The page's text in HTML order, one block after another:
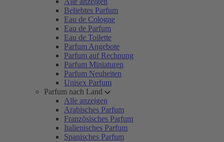
Beliebtes Parfum
Eau de Cologne
Eau de Parfum
Eau de Toilette
Parfum Angebote
Parfum auf Rechnung
Parfum Miniaturen
Parfum Neuheiten
Unisex Parfum
Parfum nach Land
Alle anzeigen
Arabisches Parfum
Französisches Parfum
Italienisches Parfum
Spanisches Parfum